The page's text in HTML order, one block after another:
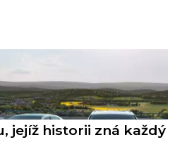
jejíž historii zná každý